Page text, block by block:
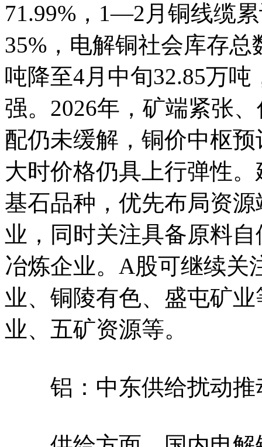
71.99%，1—2月铜线缆
35%，电解铜社会库存
吨降至4月中旬32.85万
强。2026年，矿端紧张
配仍未缓解，铜价中枢
大时价格仍具上行弹性
基石品种，优先布局资
业，同时关注具备原料
冶炼企业。A股可继续关
业、铜陵有色、盛屯矿
业、五矿资源等。
铝：中东供给扰动推